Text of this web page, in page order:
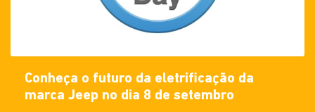
Conheça o futuro da eletrificação da
marca Jeep no dia 8 de setembro